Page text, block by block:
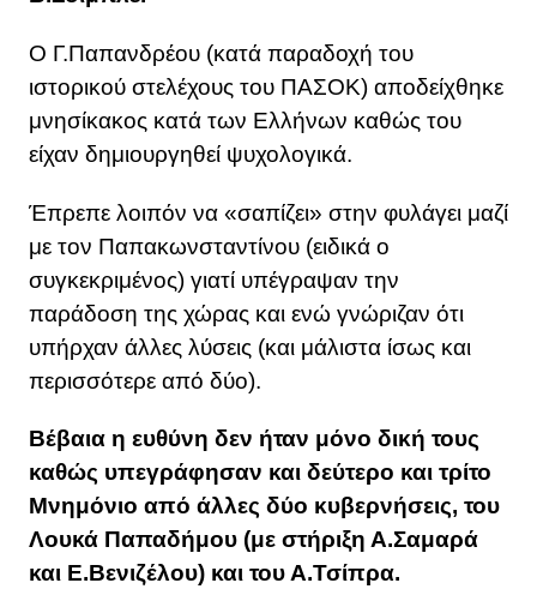
Ο Γ.Παπανδρέου (κατά παραδοχή του
ιστορικού στελέχους του ΠΑΣΟΚ) αποδείχθηκε
μνησίκακος κατά των Ελλήνων καθώς του
είχαν δημιουργηθεί ψυχολογικά.
Έπρεπε λοιπόν να «σαπίζει» στην φυλάγει μαζί
με τον Παπακωνσταντίνου (ειδικά ο
συγκεκριμένος) γιατί υπέγραψαν την
παράδοση της χώρας και ενώ γνώριζαν ότι
υπήρχαν άλλες λύσεις (και μάλιστα ίσως και
περισσότερε από δύο).
Βέβαια η ευθύνη δεν ήταν μόνο δική τους
καθώς υπεγράφησαν και δεύτερο και τρίτο
Μνημόνιο από άλλες δύο κυβερνήσεις, του
Λουκά Παπαδήμου (με στήριξη Α.Σαμαρά
και Ε.Βενιζέλου) και του Α.Τσίπρα.